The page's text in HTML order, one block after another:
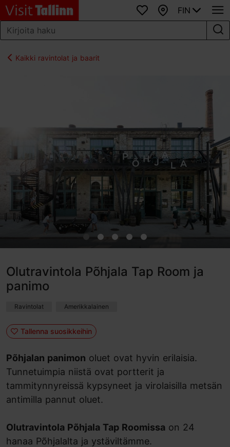
SuosikitKartta
FIN
Kaikki ravintolat ja baarit
Olutravintola Põhjala Tap Room ja
panimo
Ravintolat Amerikkalainen
Tallenna suosikkeihin
Põhjalan panimon oluet ovat hyvin erilaisia.
Tunnetuimpia niistä ovat portterit ja
tammitynnyreissä kypsyneet ja virolaisilla metsän
antimilla pannut oluet.
Olutravintola Põhjala Tap Roomissa on 24
hanaa Põhjalalta ja ystäviltämme.